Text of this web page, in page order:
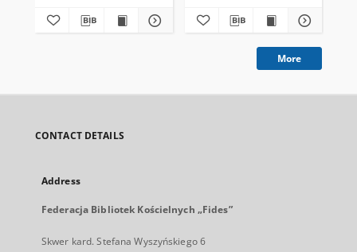
More
CONTACT DETAILS
Address
Federacja Bibliotek Kościelnych „Fides”
Skwer kard. Stefana Wyszyńskiego 6